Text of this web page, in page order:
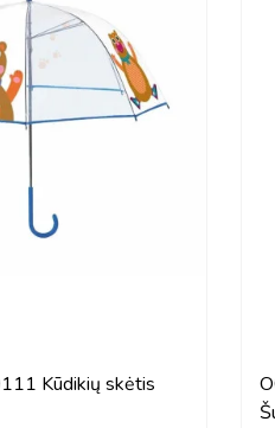
Kūdikių skėtis